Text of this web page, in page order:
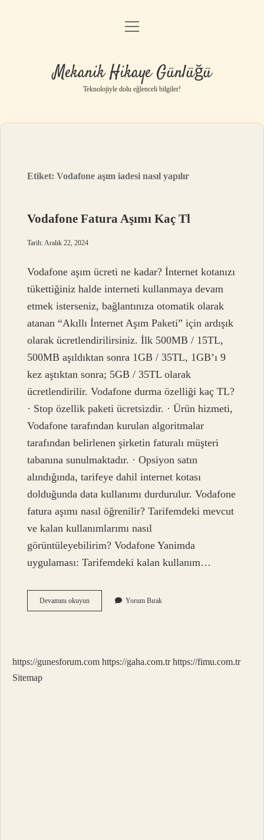
Anasayfa
Yasal Uyarı
menüyü
Mekanik Hikaye Günlüğü
Teknolojiyle dolu eğlenceli bilgiler!
Etiket:Vodafone aşım iadesi nasıl yapılır
Vodafone Fatura Aşımı Kaç Tl
Tarih: Aralık 22, 2024
Vodafone aşım ücreti ne kadar? İnternet kotanızı
tükettiğiniz halde interneti kullanmaya devam
etmek isterseniz, bağlantınıza otomatik olarak
atanan “Akıllı İnternet Aşım Paketi” için ardışık
olarak ücretlendirilirsiniz. İlk 500MB / 15TL,
500MB aşıldıktan sonra 1GB / 35TL, 1GB’ı 9
kez aştıktan sonra; 5GB / 35TL olarak
ücretlendirilir. Vodafone durma özelliği kaç TL?
· Stop özellik paketi ücretsizdir. · Ürün hizmeti,
Vodafone tarafından kurulan algoritmalar
tarafından belirlenen şirketin faturalı müşteri
tabanına sunulmaktadır. · Opsiyon satın
alındığında, tarifeye dahil internet kotası
dolduğunda data kullanımı durdurulur. Vodafone
fatura aşımı nasıl öğrenilir? Tarifemdeki mevcut
ve kalan kullanımlarımı nasıl
görüntüleyebilirim? Vodafone Yanimda
uygulaması: Tarifemdeki kalan kullanım…
Devamını okuyunVodafone
Fatura
Yorum Bırak
https://gunesforum.com https://gaha.com.tr https://fimu.com.tr
Sitemap